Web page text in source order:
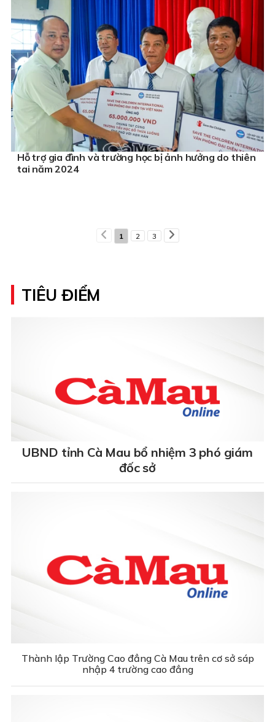
Hỗ trợ gia đình và trường học bị ảnh hưởng do thiên
tai năm 2024
1 2 3
TIÊU ĐIỂM
UBND tỉnh Cà Mau bổ nhiệm 3 phó giám
đốc sở
Thành lập Trường Cao đẳng Cà Mau trên cơ sở sáp
nhập 4 trường cao đẳng